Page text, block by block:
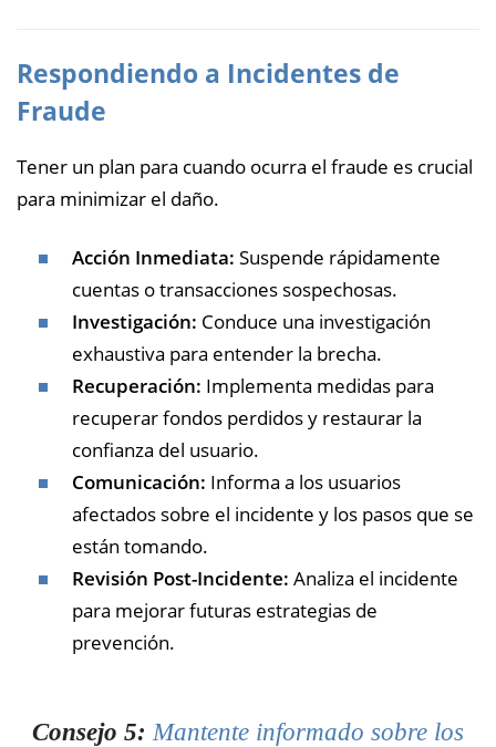
Respondiendo a Incidentes de
Fraude
Tener un plan para cuando ocurra el fraude es crucial
para minimizar el daño.
Acción Inmediata: Suspende rápidamente
cuentas o transacciones sospechosas.
Investigación: Conduce una investigación
exhaustiva para entender la brecha.
Recuperación: Implementa medidas para
recuperar fondos perdidos y restaurar la
confianza del usuario.
Comunicación: Informa a los usuarios
afectados sobre el incidente y los pasos que se
están tomando.
Revisión Post-Incidente: Analiza el incidente
para mejorar futuras estrategias de
prevención.
Consejo 5: Mantente informado sobre los